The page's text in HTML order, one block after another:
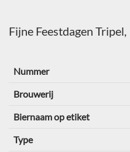
Fijne Feestdagen Tripel,
Nummer
Brouwerij
Biernaam op etiket
Type